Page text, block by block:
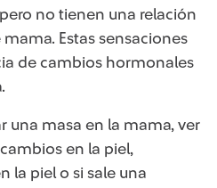
no tienen una relación
Estas sensaciones
de cambios hormonales
una masa en la mama, ver
en la piel,
la piel o si sale una